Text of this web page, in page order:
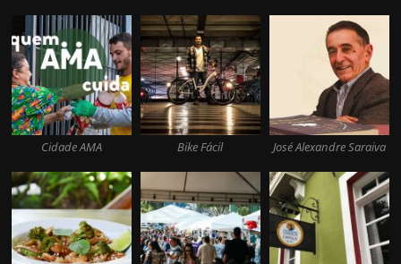
Cidade AMA Bike Fácil José Alexandre Saraiva